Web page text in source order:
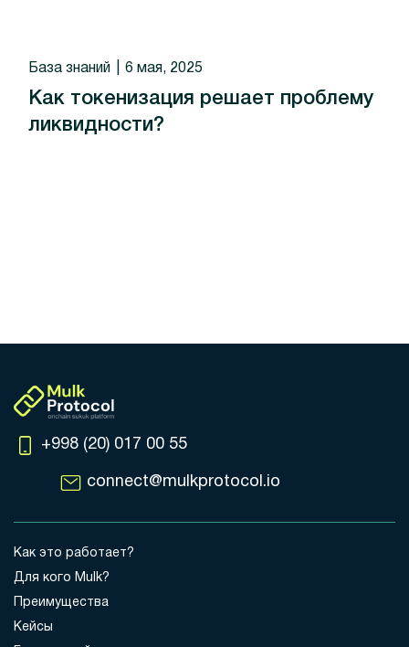
База знаний 6 мая, 2025
Как токенизация решает проблему
ликвидности?
+998 (20) 017 00 55
connect@mulkprotocol.io
Как это работает?
Для кого Mulk?
Преимущества
Кейсы